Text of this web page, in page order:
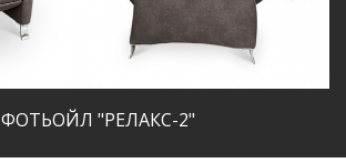
ФОТЬОЙЛ "РЕЛАКС-2"